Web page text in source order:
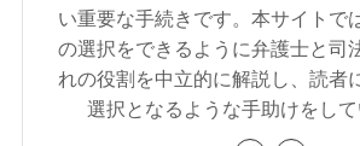
い重要な手続きです。本サイトで
の選択をできるように弁護士と司
れの役割を中立的に解説し、読者
選択となるような手助けをして